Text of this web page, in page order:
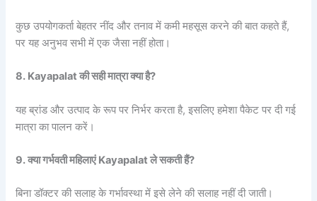
कुछ उपयोगकर्ता बेहतर नींद और तनाव में कमी महसूस करने की बात कहते हैं,
पर यह अनुभव सभी में एक जैसा नहीं होता।
8. Kayapalat की सही मात्रा क्या है?
यह ब्रांड और उत्पाद के रूप पर निर्भर करता है, इसलिए हमेशा पैकेट पर दी गई
मात्रा का पालन करें।
9. क्या गर्भवती महिलाएं Kayapalat ले सकती हैं?
बिना डॉक्टर की सलाह के गर्भावस्था में इसे लेने की सलाह नहीं दी जाती।